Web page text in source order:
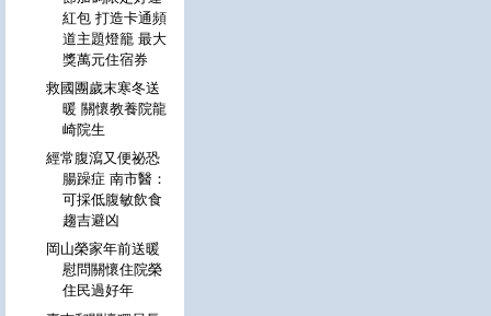
紅包 打造卡通頻
道主題燈籠 最大
獎萬元住宿券
救國團歲末寒冬送
暖 關懷教養院龍
崎院生
經常腹瀉又便祕恐
腸躁症 南市醫：
可採低腹敏飲食
趨吉避凶
岡山榮家年前送暖
慰問關懷住院榮
住民過好年